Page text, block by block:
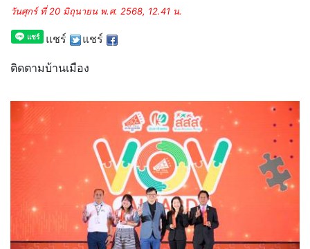
วันศุกร์ ที่ 20 มิถุนายน พ.ศ. 2568, 12.41 น.
แชร์ แชร์
ติดตามบ้านเมือง